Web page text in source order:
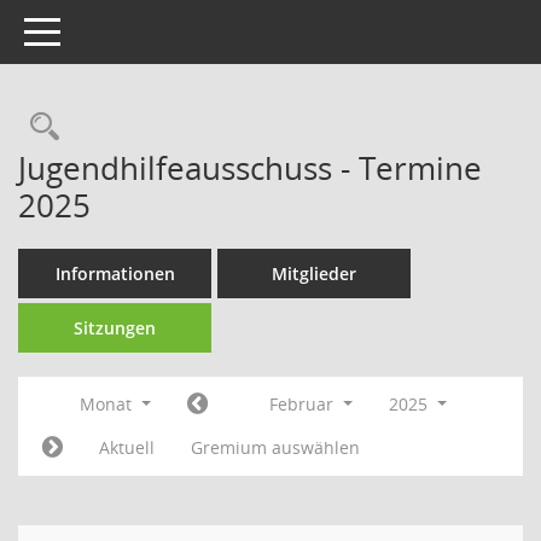
Toggle navigation
Rechercheauswahl
Jugendhilfeausschuss - Termine
2025
Informationen Mitglieder
Sitzungen
Monat Februar
2025
Aktuell
Gremium auswählen